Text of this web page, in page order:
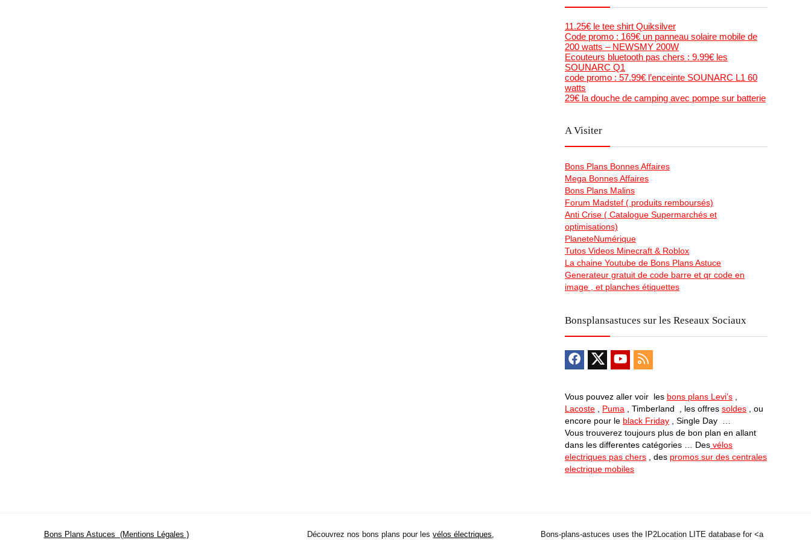
11.25€ le tee shirt Quiksilver
Code promo : 169€ un panneau solaire mobile de
200 watts – NEWSMY 200W
Ecouteurs bluetooth pas chers : 9.99€ les
SOUNARC Q1
code promo : 57.99€ l’enceinte SOUNARC L1 60
watts
29€ la douche de camping avec pompe sur batterie
A Visiter
Bons Plans Bonnes Affaires
Mega Bonnes Affaires
Bons Plans Malins
Forum Madstef ( produits remboursés)
Anti Crise ( Catalogue Supermarchés et
optimisations)
PlaneteNumérique
Tutos Videos Minecraft & Roblox
La chaine Youtube de Bons Plans Astuce
Generateur gratuit de code barre et qr code en
image , et planches étiquettes
Bonsplansastuces sur les Reseaux Sociaux
Vous pouvez aller voir les bons plans Levi’s
Lacoste
Puma , Timberland , les offres soldes , ou
encore pour le black Friday , Single Day …
Vous trouverez toujours plus de bon plan en allant
dans les differentes catégories … Des vélos
electriques pas chers , des promos sur des centrales
electrique mobiles
Bons Plans Astuces (Mentions Légales ) Découvrez nos bons plans pour lesvélos électriques, Bons-plans-astuces uses the IP2Location LITE database for <a